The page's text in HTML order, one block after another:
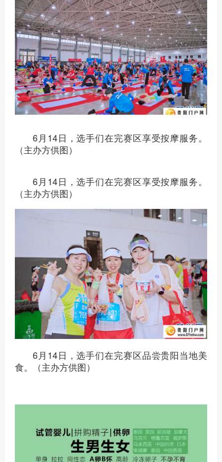
6月14日，贵阳市民和志愿者身着少数民族
服饰为贵马参赛选手加油。（主办方供图）
主办方仍然为参赛选手准备了水幕降温。（主办
方供图）
6月14日，选手们在比赛中。（主办方供
图）
6月14日，选手们在完赛区享受冰水泡脚服
务。（主办方供图）
6月14日，选手们在完赛区享受按摩服务。
（主办方供图）